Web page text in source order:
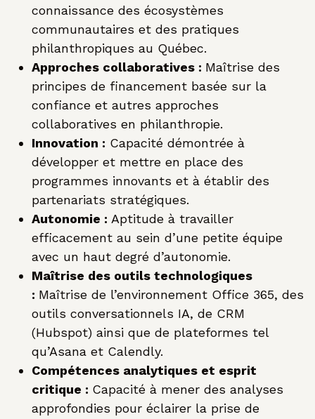
connaissance des écosystèmes
communautaires et des pratiques
philanthropiques au Québec.
Approches collaboratives : Maîtrise des
principes de financement basée sur la
confiance et autres approches
collaboratives en philanthropie.
Innovation : Capacité démontrée à
développer et mettre en place des
programmes innovants et à établir des
partenariats stratégiques.
Autonomie : Aptitude à travailler
efficacement au sein d’une petite équipe
avec un haut degré d’autonomie.
Maîtrise des outils technologiques
: Maîtrise de l’environnement Office 365, des
outils conversationnels IA, de CRM
(Hubspot) ainsi que de plateformes tel
qu’Asana et Calendly.
Compétences analytiques et esprit
critique : Capacité à mener des analyses
approfondies pour éclairer la prise de